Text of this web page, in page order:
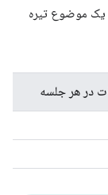
در معرض یک موضوع تیره
در هر جلسه